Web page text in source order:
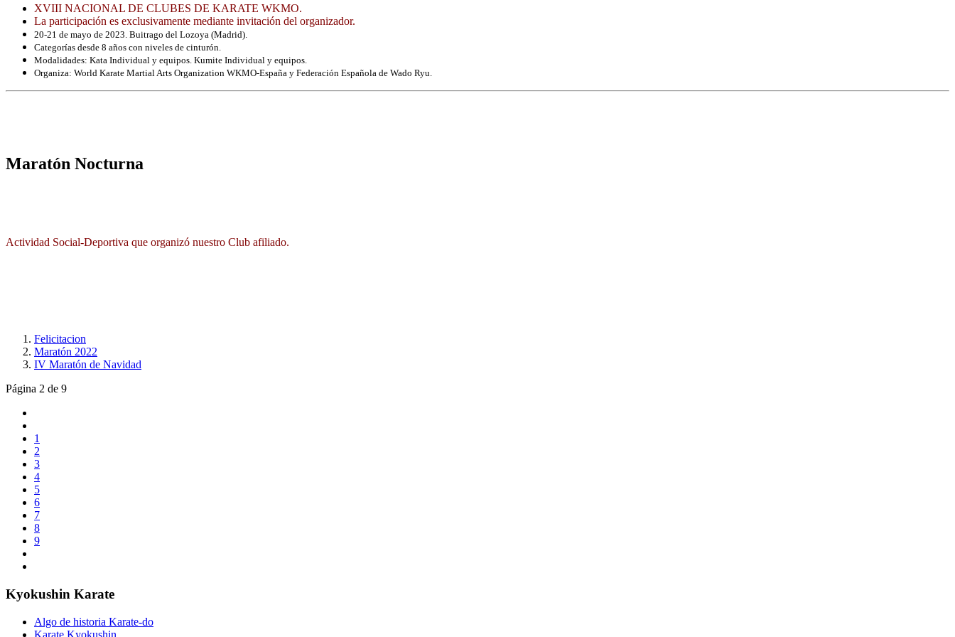
XVIII NACIONAL DE CLUBES DE KARATE WKMO.
La participación es exclusivamente mediante invitación del organizador.
20-21 de mayo de 2023. Buitrago del Lozoya (Madrid).
Categorías desde 8 años con niveles de cinturón.
Modalidades: Kata Individual y equipos. Kumite Individual y equipos.
Organiza: World Karate Martial Arts Organization WKMO-España y Federación Española de Wado Ryu.
Maratón Nocturna
Actividad Social-Deportiva que organizó nuestro Club afiliado.
Felicitacion
Maratón 2022
IV Maratón de Navidad
Página 2 de 9
1
2
3
4
5
6
7
8
9
Kyokushin Karate
Algo de historia Karate-do
Karate Kyokushin